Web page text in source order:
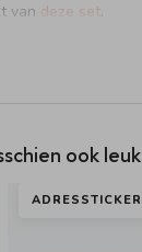
van deze set
ook leuk
ADRESSTICKER